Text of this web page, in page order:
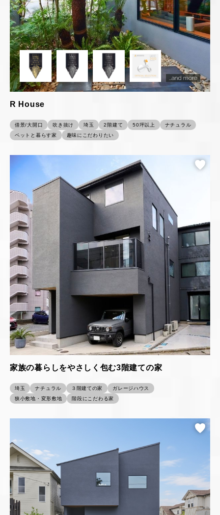
R House
借景/大開口 吹き抜け 埼玉 2階建て 50坪以上
ナチュラル
ペットと暮らす家
趣味にこだわりたい
家族の暮らしをやさしく包む3階建ての家
埼玉 ナチュラル ３階建ての家
ガレージハウス
狭小敷地・変形敷地
階段にこだわる家